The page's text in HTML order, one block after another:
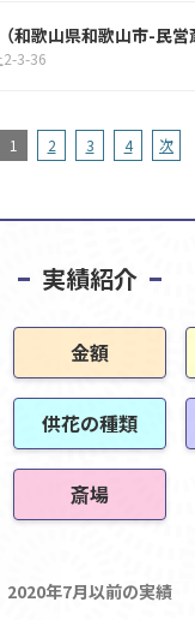
和歌山県和歌山市-民営
3-36
1 2 3 4 次
実績紹介
金額
供花の種類
斎場
2020年7月以前の実績